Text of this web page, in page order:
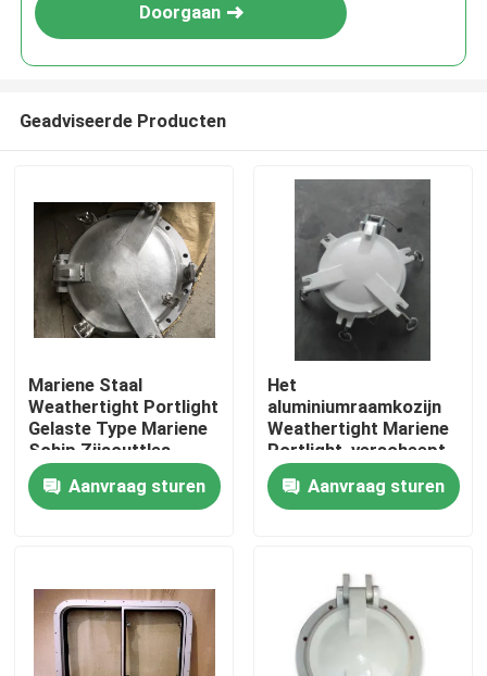
Thuis
Over ons
Doorgaan
Geadviseerde Producten
Mariene Staal
Weathertight Portlight
Gelaste Type Mariene
Schip Zijscuttles
Aanvraag sturen
Het
aluminiumraamkozijn
Weathertight Mariene
Portlight, verscheept
Zijscuttle
Aanvraag sturen